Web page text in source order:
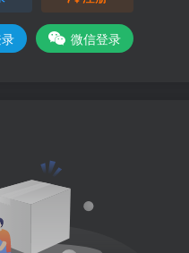
更加自动化。
微信登录